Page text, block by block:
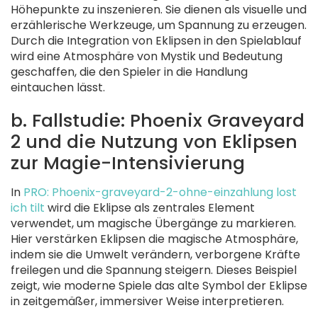
Höhepunkte zu inszenieren. Sie dienen als visuelle und
erzählerische Werkzeuge, um Spannung zu erzeugen.
Durch die Integration von Eklipsen in den Spielablauf
wird eine Atmosphäre von Mystik und Bedeutung
geschaffen, die den Spieler in die Handlung
eintauchen lässt.
b. Fallstudie: Phoenix Graveyard
2 und die Nutzung von Eklipsen
zur Magie-Intensivierung
In PRO: Phoenix-graveyard-2-ohne-einzahlung lost
ich tilt wird die Eklipse als zentrales Element
verwendet, um magische Übergänge zu markieren.
Hier verstärken Eklipsen die magische Atmosphäre,
indem sie die Umwelt verändern, verborgene Kräfte
freilegen und die Spannung steigern. Dieses Beispiel
zeigt, wie moderne Spiele das alte Symbol der Eklipse
in zeitgemäßer, immersiver Weise interpretieren.